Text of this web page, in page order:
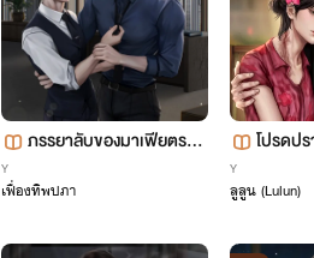
ภรรยาลับของมาเฟียตระกู
Y
เฟื่องทิพปภา
โปรดป
Y
ลูลูน (Lulun)